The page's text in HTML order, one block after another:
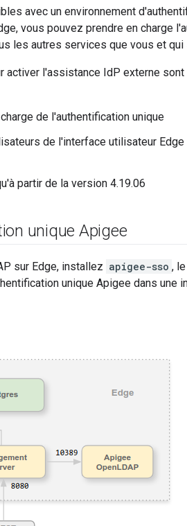
avec un environnement
vous pouvez prendre en charge
les autres services que vous et
activer l'assistance IdP externe
de l'authentification unique
de l'interface utilisateur
partir de la version 4.19.06
unique Apigee
sur Edge, installez apigee-sso ,
unique Apigee dans une